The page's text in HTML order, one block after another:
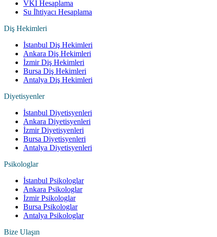
VKI Hesaplama
Su İhtiyacı Hesaplama
Diş Hekimleri
İstanbul Diş Hekimleri
Ankara Diş Hekimleri
İzmir Diş Hekimleri
Bursa Diş Hekimleri
Antalya Diş Hekimleri
Diyetisyenler
İstanbul Diyetisyenleri
Ankara Diyetisyenleri
İzmir Diyetisyenleri
Bursa Diyetisyenleri
Antalya Diyetisyenleri
Psikologlar
İstanbul Psikologlar
Ankara Psikologlar
İzmir Psikologlar
Bursa Psikologlar
Antalya Psikologlar
Bize Ulaşın